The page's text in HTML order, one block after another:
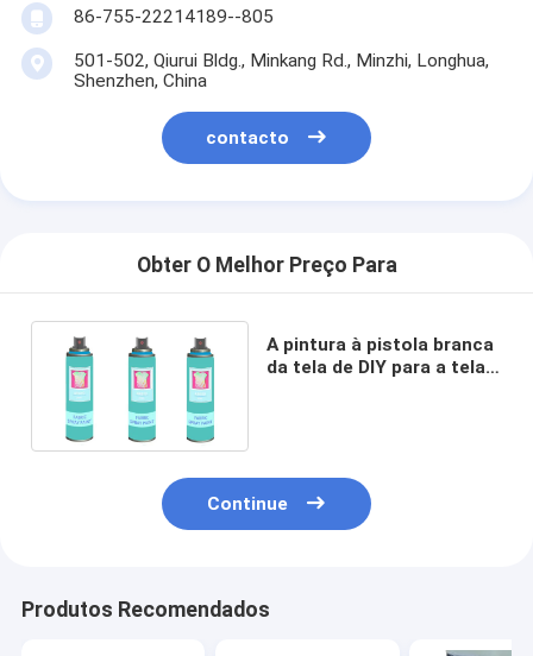
86-755-22214189--805
501-502, Qiurui Bldg., Minkang Rd., Minzhi, Longhua,
Shenzhen, China
contacto
Obter O Melhor Preço Para
A pintura à pistola branca
da tela de DIY para a tela
Continue
Produtos Recomendados